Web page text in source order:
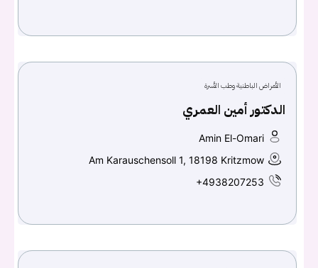
الأمراض الباطنية وطب الأسرة
الدكتور أمين العمري
Amin El-Omari
Am Karauschensoll 1, 18198 Kritzmow
+4938207253